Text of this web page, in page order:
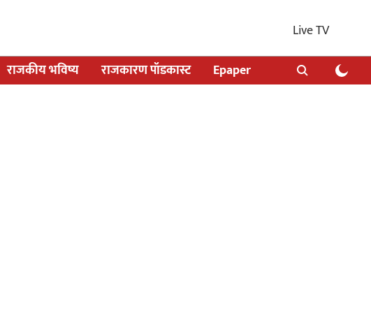
Live TV
राजकीय भविष्य राजकारण पॉडकास्ट Epaper